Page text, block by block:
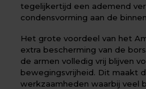
tegelijkertijd een ademend
condensvorming aan de
Het grote voordeel van het
extra bescherming van de
de armen volledig vrij blijven
bewegingsvrijheid. Dit maakt
werkzaamheden waarbij veel